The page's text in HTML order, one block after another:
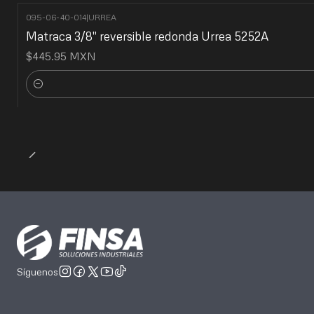
095-06-40-014|URREA
Matraca 3/8" reversible redonda Urrea 5252A
$445.95 MXN
Cantidad
Síguenos